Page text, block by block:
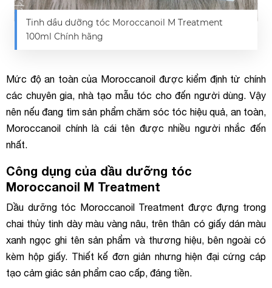
Tinh dầu dưỡng tóc Moroccanoil M Treatment
100ml Chính hãng
Mức độ an toàn của Moroccanoil được kiểm định từ chính
các chuyên gia, nhà tạo mẫu tóc cho đến người dùng. Vậy
nên nếu đang tìm sản phẩm chăm sóc tóc hiệu quả, an toàn,
Moroccanoil chính là cái tên được nhiều người nhắc đến
nhất.
Công dụng của dầu dưỡng tóc
Moroccanoil M Treatment
Dầu dưỡng tóc Moroccanoil Treatment được đựng trong
chai thủy tinh dày màu vàng nâu, trên thân có giấy dán màu
xanh ngọc ghi tên sản phẩm và thương hiệu, bên ngoài có
kèm hộp giấy. Thiết kế đơn giản nhưng hiện đại cứng cáp
tạo cảm giác sản phẩm cao cấp, đáng tiền.